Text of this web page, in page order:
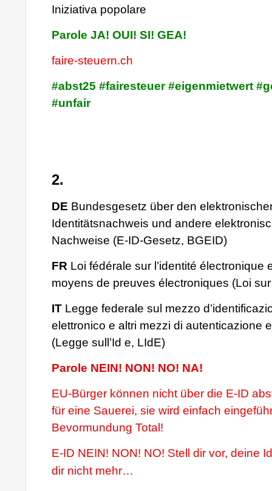
Iniziativa popolare
Parole JA! OUI! SI! GEA!
faire-steuern.ch
#abst25 #fairesteuer #eigenmietwert
#unfair
2.
DE Bundesgesetz über den
Identitätsnachweis und andere
Nachweise (E-ID-Gesetz, BGEID)
FR Loi fédérale sur l’identité électronique
moyens de preuves électroniques (Loi sur
IT Legge federale sul mezzo
elettronico e altri mezzi di autenticazione
(Legge sull’Id e, LIdE)
Parole NEIN! NON! NO! NA!
EU-Bürger können nicht über die E-ID
für eine Sauerei, sie wird einfach
Bevormundung Total!
E-ID NEIN! NON! NO! Stell dir vor, deine
dir nicht mehr…